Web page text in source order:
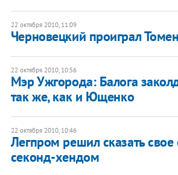
22 октября 2010, 11:09
Черновецкий проиграл
22 октября 2010, 10:56
Мэр Ужгорода: Балога
так же, как и Ющенко
22 октября 2010, 10:46
Легпром решил сказать свое
секонд-хендом